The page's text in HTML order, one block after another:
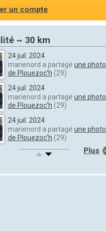
un compte
~ 30 km
24 juil. 2024
marienord a partagé une photo
de Plouezoc'h (29)
24 juil. 2024
marienord a partagé une photo
de Plouezoc'h (29)
24 juil. 2024
marienord a partagé une photo
de Plouezoc'h (29)
24 juil. 2024
Plus